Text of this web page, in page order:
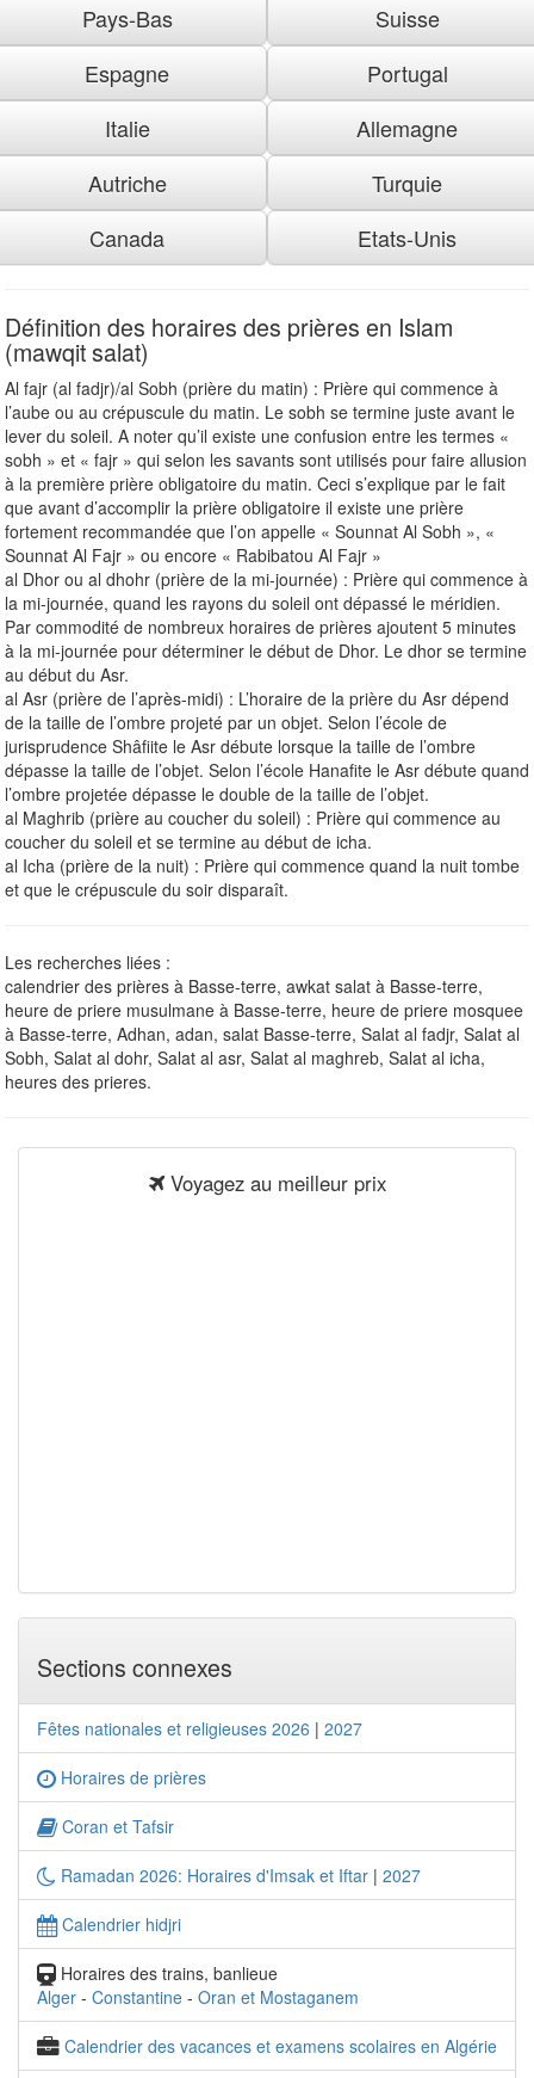
Pays-Bas
Suisse
Espagne
Portugal
Italie
Allemagne
Autriche
Turquie
Canada
Etats-Unis
Définition des horaires des prières en Islam
(mawqit salat)
Al fajr (al fadjr)/al Sobh (prière du matin) : Prière qui commence à
l’aube ou au crépuscule du matin. Le sobh se termine juste avant le
lever du soleil. A noter qu’il existe une confusion entre les termes «
sobh » et « fajr » qui selon les savants sont utilisés pour faire allusion
à la première prière obligatoire du matin. Ceci s’explique par le fait
que avant d’accomplir la prière obligatoire il existe une prière
fortement recommandée que l’on appelle « Sounnat Al Sobh », «
Sounnat Al Fajr » ou encore « Rabibatou Al Fajr »
al Dhor ou al dhohr (prière de la mi-journée) : Prière qui commence à
la mi-journée, quand les rayons du soleil ont dépassé le méridien.
Par commodité de nombreux horaires de prières ajoutent 5 minutes
à la mi-journée pour déterminer le début de Dhor. Le dhor se termine
au début du Asr.
al Asr (prière de l’après-midi) : L’horaire de la prière du Asr dépend
de la taille de l’ombre projeté par un objet. Selon l’école de
jurisprudence Shâfiite le Asr débute lorsque la taille de l’ombre
dépasse la taille de l’objet. Selon l’école Hanafite le Asr débute quand
l’ombre projetée dépasse le double de la taille de l’objet.
al Maghrib (prière au coucher du soleil) : Prière qui commence au
coucher du soleil et se termine au début de icha.
al Icha (prière de la nuit) : Prière qui commence quand la nuit tombe
et que le crépuscule du soir disparaît.
Les recherches liées :
calendrier des prières à Basse-terre, awkat salat à Basse-terre,
heure de priere musulmane à Basse-terre, heure de priere mosquee
à Basse-terre, Adhan, adan, salat Basse-terre, Salat al fadjr, Salat al
Sobh, Salat al dohr, Salat al asr, Salat al maghreb, Salat al icha,
heures des prieres.
Voyagez au meilleur prix
Sections connexes
Fêtes nationales et religieuses 2026 | 2027
Horaires de prières
Coran et Tafsir
Ramadan 2026: Horaires d'Imsak et Iftar | 2027
Calendrier hidjri
Horaires des trains, banlieue
Alger - Constantine - Oran et Mostaganem
Calendrier des vacances et examens scolaires en Algérie